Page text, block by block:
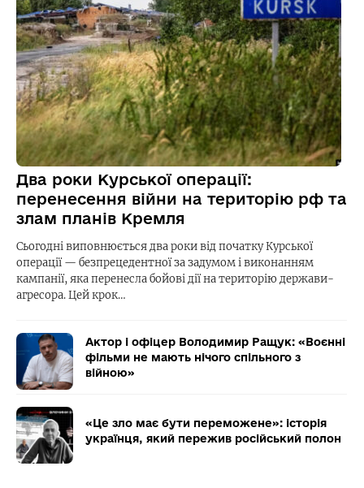
Два роки Курської операції:
перенесення війни на територію рф та
злам планів Кремля
Сьогодні виповнюється два роки від початку Курської
операції — безпрецедентної за задумом і виконанням
кампанії, яка перенесла бойові дії на територію держави-
агресора. Цей крок…
Актор і офіцер Володимир Ращук: «Воєнні
фільми не мають нічого спільного з
війною»
«Це зло має бути переможене»: історія
українця, який пережив російський полон